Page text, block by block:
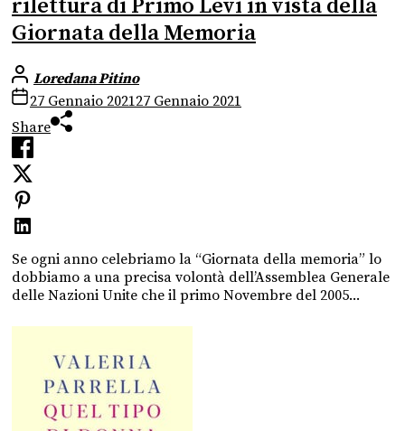
rilettura di Primo Levi in vista della
Giornata della Memoria
Loredana Pitino
27 Gennaio 202127 Gennaio 2021
Share
Se ogni anno celebriamo la “Giornata della memoria” lo
dobbiamo a una precisa volontà dell’Assemblea Generale
delle Nazioni Unite che il primo Novembre del 2005...